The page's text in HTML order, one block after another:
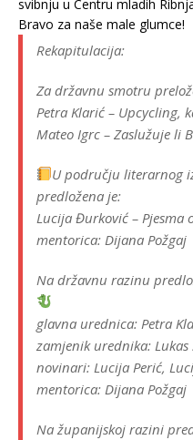
svibnju u Centru mladih
Bravo za naše male glumce!
Rekapitulacija:
Za državnu smotru
Petra Klarić – Upcycling,
Mateo Igrc – Zaslužuje li
U području literarnog
predložena je:
Lucija Đurković – Pjesma
mentorica: Dijana Požgaj
Na državnu razinu
glavna urednica: Petra
zamjenik urednika: Lukas
novinari: Lucija Perić,
mentorica: Dijana Požgaj
Na županijskoj razini